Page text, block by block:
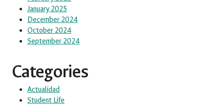
January 2025
December 2024
October 2024
September 2024
Categories
Actualidad
Student Life